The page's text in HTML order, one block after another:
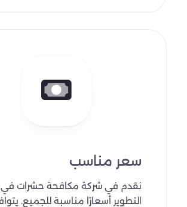
سعر مناسب
نقدم في شركة مكافحة حشرات في
التطوير أسعارًا مناسبة للجميع.